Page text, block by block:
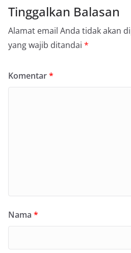
Tinggalkan Balasan
Alamat email Anda tidak akan
yang wajib ditandai *
Komentar*
Nama *